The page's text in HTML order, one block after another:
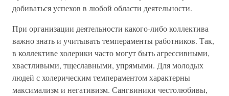
добиваться успехов в любой области деятельности.
При организации деятельности какого-либо коллектива
важно знать и учитывать темпераменты работников. Так,
в коллективе холерики часто могут быть агрессивными,
хвастливыми, тщеславными, упрямыми. Для молодых
людей с холерическим темпераментом характерны
максимализм и негативизм. Сангвиники честолюбивы,